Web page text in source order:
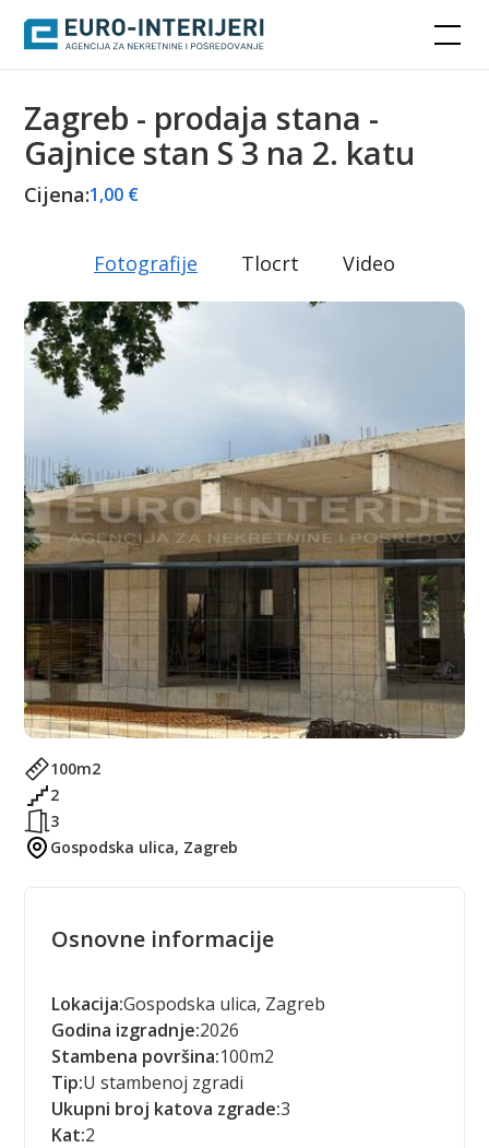
Zagreb - prodaja stana -
Gajnice stan S 3 na 2. katu
Cijena:1,00 €
Fotografije Tlocrt Video
100m2
2
3
Gospodska ulica, Zagreb
Osnovne informacije
Lokacija:Gospodska ulica, Zagreb
Godina izgradnje:2026
Stambena površina:100m2
Tip:U stambenoj zgradi
Ukupni broj katova zgrade:3
Kat:2